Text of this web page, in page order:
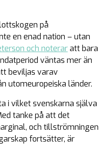
på
en enad nation – utan
och noteraratt bara
väntas mer än
beviljas varav
utomeuropeiska länder.
i vilket svenskarna själva
tanke på att det
och tillströmningen
fortsätter, är